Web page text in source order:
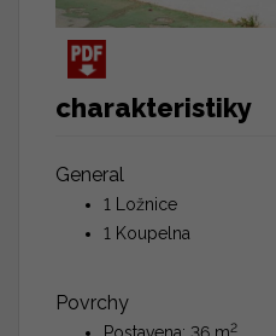
charakteristiky
General
1 Ložnice
1 Koupelna
Povrchy
Postavena: 36 m2